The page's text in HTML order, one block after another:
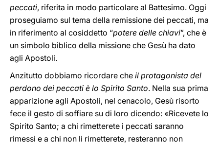
peccati, riferita in modo particolare al Battesimo. Oggi
proseguiamo sul tema della remissione dei peccati, ma
in riferimento al cosiddetto “potere delle chiavi”, che è
un simbolo biblico della missione che Gesù ha dato
agli Apostoli.
Anzitutto dobbiamo ricordare che il protagonista del
perdono dei peccati è lo Spirito Santo. Nella sua prima
apparizione agli Apostoli, nel cenacolo, Gesù risorto
fece il gesto di soffiare su di loro dicendo: «Ricevete lo
Spirito Santo; a chi rimetterete i peccati saranno
rimessi e a chi non li rimetterete, resteranno non